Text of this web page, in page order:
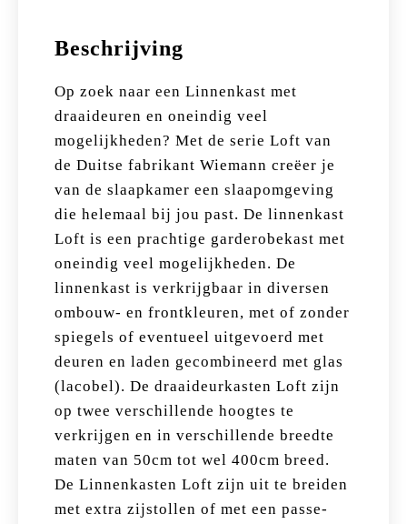
Beschrijving
Op zoek naar een Linnenkast met
draaideuren en oneindig veel
mogelijkheden? Met de serie Loft van
de Duitse fabrikant Wiemann creëer je
van de slaapkamer een slaapomgeving
die helemaal bij jou past. De linnenkast
Loft is een prachtige garderobekast met
oneindig veel mogelijkheden. De
linnenkast is verkrijgbaar in diversen
ombouw- en frontkleuren, met of zonder
spiegels of eventueel uitgevoerd met
deuren en laden gecombineerd met glas
(lacobel). De draaideurkasten Loft zijn
op twee verschillende hoogtes te
verkrijgen en in verschillende breedte
maten van 50cm tot wel 400cm breed.
De Linnenkasten Loft zijn uit te breiden
met extra zijstollen of met een passe-